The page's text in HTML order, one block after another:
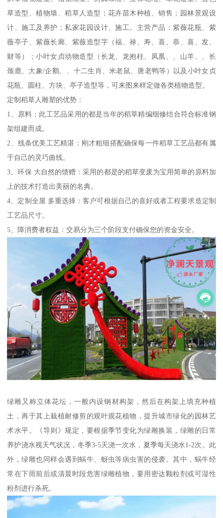
草造型、植物墙、稻草人造型；花卉苗木种植、销售；园林景观设
计、施工及养护；私家花园设计、施工。主营产品：紫薇花瓶、紫
薇亭子、紫薇长廊、紫薇造型字（福、禄、寿、喜、恭、喜、发、
财等）；小叶女贞动物造型（长龙、龙抱柱、凤凰、、山羊、、长
颈鹿、大象/企鹅、、十二生肖、米老鼠、唐老鸭等）以及小叶女贞
花瓶、圆柱、方块、亭子造型等，可来图来样定做各类植物造型。
定制稻草人雕塑的优势：
1、原料：此工艺品采用的都是当年的稻草精编细修结合符合标准钢
架组建而成。
2、线条优美工艺精湛：刚才粗细搭配确保每一件稻草工艺品都有属
于自己的灵巧曲线。
3、环保 大自然的馈赠：采用的都是的稻草变废为宝用简单的原料加
上的技术打造出美丽的名典。
4、定制全屋 多重选择：客户可根据自己的喜好或者工程要求造定制
工艺品尺寸。
5、障消费者权益：交易分为三个阶段支付确保您的资金安全。
绿雕又称立体花坛，一般内设钢材构架，然后在构架上填充种植
土，再于其上栽植耐修剪的观叶观花植物，提升城市绿化的园林艺
术水平。《导则》规定，要根据季节变化为绿雕换装，绿雕的日常
养护浇水视天气状况，冬季3-5天浇一次水，夏季每天浇水1-2次。此
外，绿雕也同样会遇到蜗牛、蚜虫等病虫害的侵袭。其中，蜗牛经
常在下雨前后或清晨时段危害绿雕植物，要用密达颗粒剂或可湿性
粉剂进行杀死。